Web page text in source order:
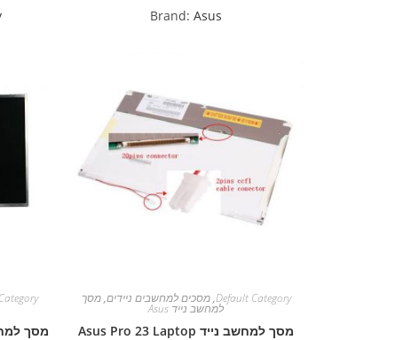
Brand: Asus
Default Category
,מסכים למחשבים ניידים,מסך
למחשב נייד Asus
מסך למחשב נייד Asus Pro 23 Laptop